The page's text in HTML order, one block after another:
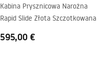
Kabina Prysznicowa Narożna
Rapid Slide Złota Szczotkowana
595,00 €